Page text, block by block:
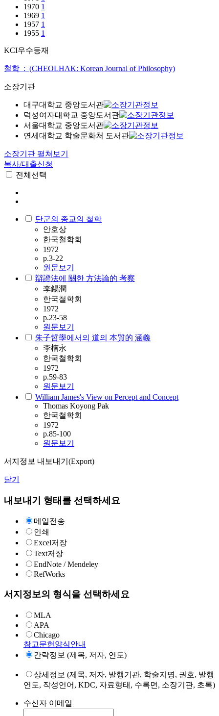
1970 1
1969 1
1957 1
1955 1
KCI우수등재
철학 : (CHEOLHAK: Korean Journal of Philosophy)
소장기관
대구대학교 중앙도서관
덕성여자대학교 중앙도서관
서울대학교 중앙도서관
연세대학교 학술문화처 도서관
소장기관 펼쳐보기
복사/대출신청
전체선택
단군의 종교의 철학
안호상
한국철학회
1972
p.3-22
원문보기
辯證法에 關한 方法論的 考察
李錫潤
한국철학회
1972
p.23-58
원문보기
朱子哲學에서의 道의 本質的 涵義
李楠永
한국철학회
1972
p.59-83
원문보기
William James's View on Percept and Concept
Thomas Koyong Pak
한국철학회
1972
p.85-100
원문보기
서지정보 내보내기(Export)
닫기
내보내기 형태를 선택하세요
메일전송
인쇄
Excel저장
Text저장
EndNote / Mendeley
RefWorks
서지정보의 형식을 선택하세요
MLA
APA
Chicago
참고문헌양식안내
간략정보 (제목, 저자, 연도)
상세정보 (제목, 저자, 발행기관, 학술지명, 권호, 발행
연도, 작성언어, KDC, 자료형태, 수록면, 소장기관, 초록)
수신자 이메일